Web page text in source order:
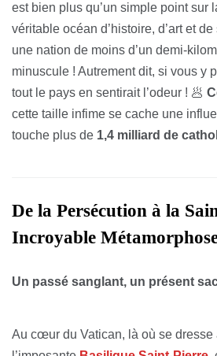
est bien plus qu’un simple point sur
véritable océan d’histoire, d’art et
une nation de moins d’un demi-
minuscule ! Autrement dit, si vous y
tout le pays en sentirait l’odeur ! 🥟
cette taille infime se cache une
touche plus de 1,4 milliard de
De la Persécution à la
Incroyable
Un passé sanglant, un présent
Au cœur du Vatican, là où se dresse